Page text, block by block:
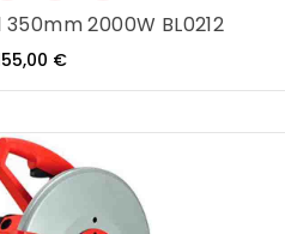
2000W BL0212
€